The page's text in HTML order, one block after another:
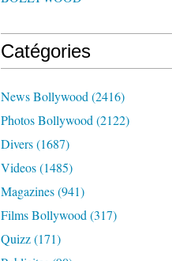
Catégories
News Bollywood (2416)
Photos Bollywood (2122)
Divers(1687)
Videos(1485)
Magazines(941)
Films Bollywood (317)
Quizz(171)